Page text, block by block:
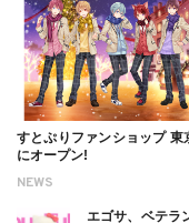
NEWS
すとぷりファンショップ 東
にオープン!
エゴサ、ベテラ